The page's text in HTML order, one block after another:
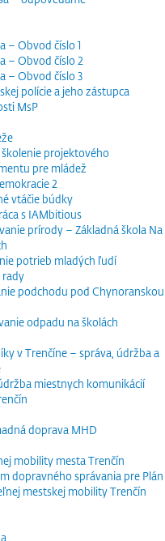
– Obvod číslo 1
– Obvod číslo 2
– Obvod číslo 3
polície a jeho zástupca
MsP
projektového
pre mládež
2
vtáčie búdky
s IAMbitious
prírody – Základná škola Na
potrieb mladých ľudí
rady
podchodu pod Chynoranskou
odpadu na školách
v Trenčíne – správa, údržba a
miestnych komunikácií
doprava MHD
mobility mesta Trenčín
dopravného správania pre Plán
mestskej mobility Trenčín